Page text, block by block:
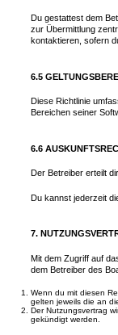
Du gestattest dem
zur Übermittlung
kontaktieren, sofern
6.5
Diese Richtlinie
Bereichen seiner
6.6
Der Betreiber erteilt
Du kannst jederzeit
7.
Mit dem Zugriff auf
dem Betreiber des
Wenn du mit diesen
gelten jeweils die an
Der Nutzungsvertrag
gekündigt werden.